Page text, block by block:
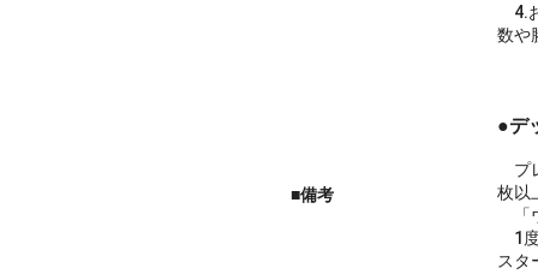
■備考
4.
数や
●デ
プ
枚以
「
1度
スタ